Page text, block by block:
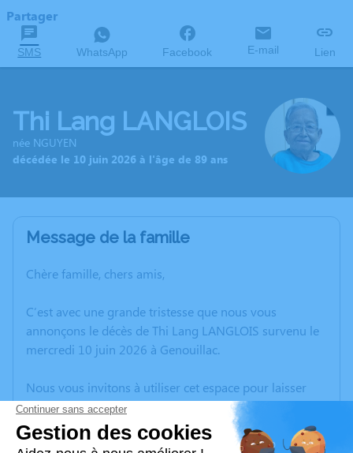
Partager
SMS WhatsApp Facebook E-mail Lien
Thi Lang LANGLOIS
née NGUYEN
décédée le 10 juin 2026 à l'âge de 89 ans
Message de la famille
Chère famille, chers amis,
C’est avec une grande tristesse que nous vous
annonçons le décès de Thi Lang LANGLOIS survenu le
mercredi 10 juin 2026 à Genouillac.
Nous vous invitons à utiliser cet espace pour laisser
vos condoléances, partager des photos souvenirs, une
anecdote ou exprimer vos pensées à travers des
poèmes ou des textes. Cet endroit est un lieu